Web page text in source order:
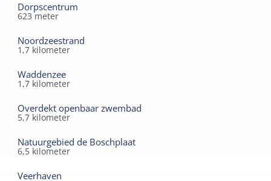
Dorpscentrum
623 meter
Noordzeestrand
1,7 kilometer
Waddenzee
1,7 kilometer
Overdekt openbaar zwembad
5,7 kilometer
Natuurgebied de Boschplaat
6,5 kilometer
Veerhaven